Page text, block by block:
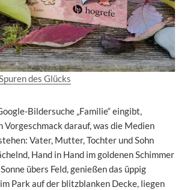
des Glücks
Bildersuche „Familie“ eingibt,
Vorgeschmack darauf, was die Medien
Vater, Mutter, Tochter und Sohn
Hand in Hand im goldenen Schimmer
übers Feld, genießen das üppig
Park auf der blitzblanken Decke, liegen